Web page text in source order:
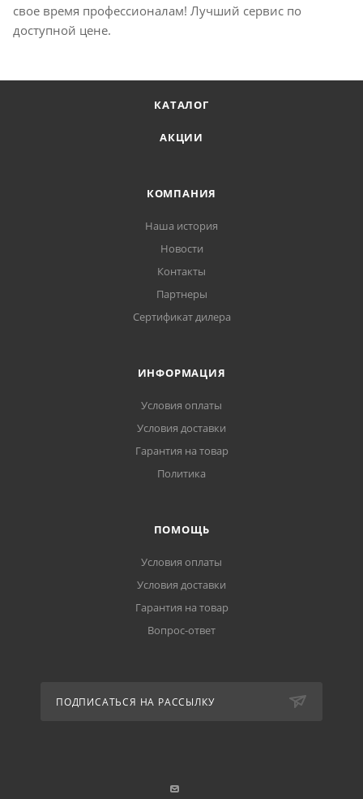
свое время профессионалам! Лучший сервис по
доступной цене.
КАТАЛОГ
АКЦИИ
КОМПАНИЯ
Наша история
Новости
Контакты
Партнеры
Сертификат дилера
ИНФОРМАЦИЯ
Условия оплаты
Условия доставки
Гарантия на товар
Политика
ПОМОЩЬ
Условия оплаты
Условия доставки
Гарантия на товар
Вопрос-ответ
ПОДПИСАТЬСЯ НА РАССЫЛКУ